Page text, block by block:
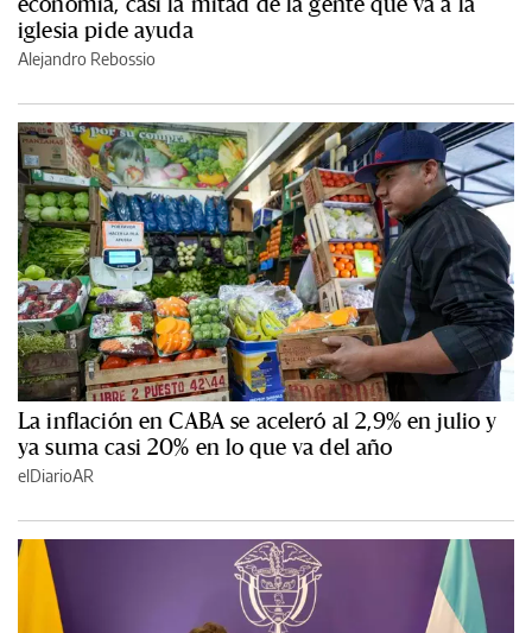
iglesia pide ayuda
Alejandro Rebossio
La inflación en CABA se aceleró al 2,9% en julio y
ya suma casi 20% en lo que va del año
elDiarioAR